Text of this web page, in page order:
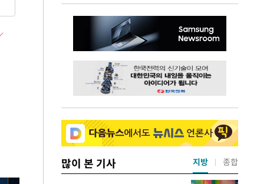
많이 본 기사 지방 종합